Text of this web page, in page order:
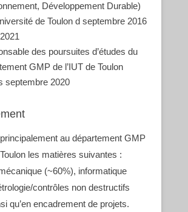
Développement Durable)
de Toulon d septembre 2016
des poursuites d’études du
GMP de l’IUT de Toulon
septembre 2020
au département GMP
les matières suivantes :
(~60%), informatique
contrôles non destructifs
qu’en encadrement de projets.